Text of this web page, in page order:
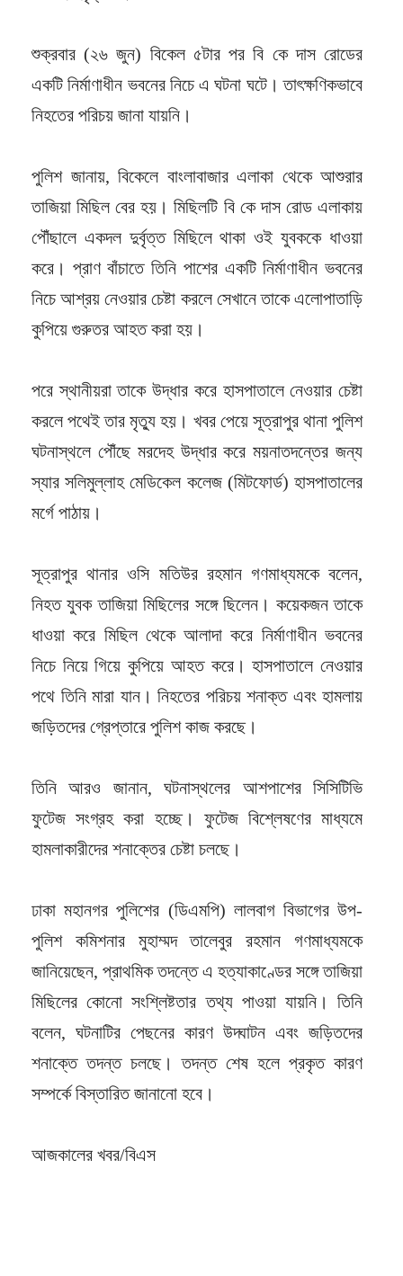
শুক্রবার (২৬ জুন) বিকেল ৫টার পর বি কে দাস রোডের
একটি নির্মাণাধীন ভবনের নিচে এ ঘটনা ঘটে। তাৎক্ষণিকভাবে
নিহতের পরিচয় জানা যায়নি।
পুলিশ জানায়, বিকেলে বাংলাবাজার এলাকা থেকে আশুরার
তাজিয়া মিছিল বের হয়। মিছিলটি বি কে দাস রোড এলাকায়
পৌঁছালে একদল দুর্বৃত্ত মিছিলে থাকা ওই যুবককে ধাওয়া
করে। প্রাণ বাঁচাতে তিনি পাশের একটি নির্মাণাধীন ভবনের
নিচে আশ্রয় নেওয়ার চেষ্টা করলে সেখানে তাকে এলোপাতাড়ি
কুপিয়ে গুরুতর আহত করা হয়।
পরে স্থানীয়রা তাকে উদ্ধার করে হাসপাতালে নেওয়ার চেষ্টা
করলে পথেই তার মৃত্যু হয়। খবর পেয়ে সূত্রাপুর থানা পুলিশ
ঘটনাস্থলে পৌঁছে মরদেহ উদ্ধার করে ময়নাতদন্তের জন্য
স্যার সলিমুল্লাহ মেডিকেল কলেজ (মিটফোর্ড) হাসপাতালের
মর্গে পাঠায়।
সূত্রাপুর থানার ওসি মতিউর রহমান গণমাধ্যমকে বলেন,
নিহত যুবক তাজিয়া মিছিলের সঙ্গে ছিলেন। কয়েকজন তাকে
ধাওয়া করে মিছিল থেকে আলাদা করে নির্মাণাধীন ভবনের
নিচে নিয়ে গিয়ে কুপিয়ে আহত করে। হাসপাতালে নেওয়ার
পথে তিনি মারা যান। নিহতের পরিচয় শনাক্ত এবং হামলায়
জড়িতদের গ্রেপ্তারে পুলিশ কাজ করছে।
তিনি আরও জানান, ঘটনাস্থলের আশপাশের সিসিটিভি
ফুটেজ সংগ্রহ করা হচ্ছে। ফুটেজ বিশ্লেষণের মাধ্যমে
হামলাকারীদের শনাক্তের চেষ্টা চলছে।
ঢাকা মহানগর পুলিশের (ডিএমপি) লালবাগ বিভাগের উপ-
পুলিশ কমিশনার মুহাম্মদ তালেবুর রহমান গণমাধ্যমকে
জানিয়েছেন, প্রাথমিক তদন্তে এ হত্যাকাণ্ডের সঙ্গে তাজিয়া
মিছিলের কোনো সংশ্লিষ্টতার তথ্য পাওয়া যায়নি। তিনি
বলেন, ঘটনাটির পেছনের কারণ উদ্ঘাটন এবং জড়িতদের
শনাক্তে তদন্ত চলছে। তদন্ত শেষ হলে প্রকৃত কারণ
সম্পর্কে বিস্তারিত জানানো হবে।
আজকালের খবর/বিএস